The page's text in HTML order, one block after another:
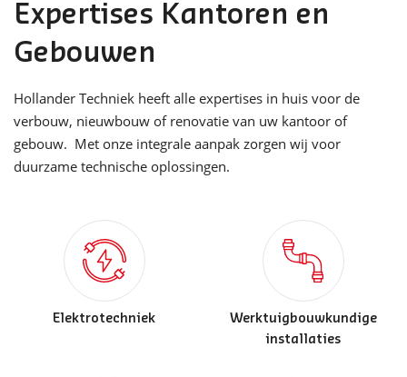
Expertises Kantoren en
Gebouwen
Hollander Techniek heeft alle expertises in huis voor de
verbouw, nieuwbouw of renovatie van uw kantoor of
gebouw. Met onze integrale aanpak zorgen wij voor
duurzame technische oplossingen.
Elektrotechniek
Werktuigbouwkundige
installaties